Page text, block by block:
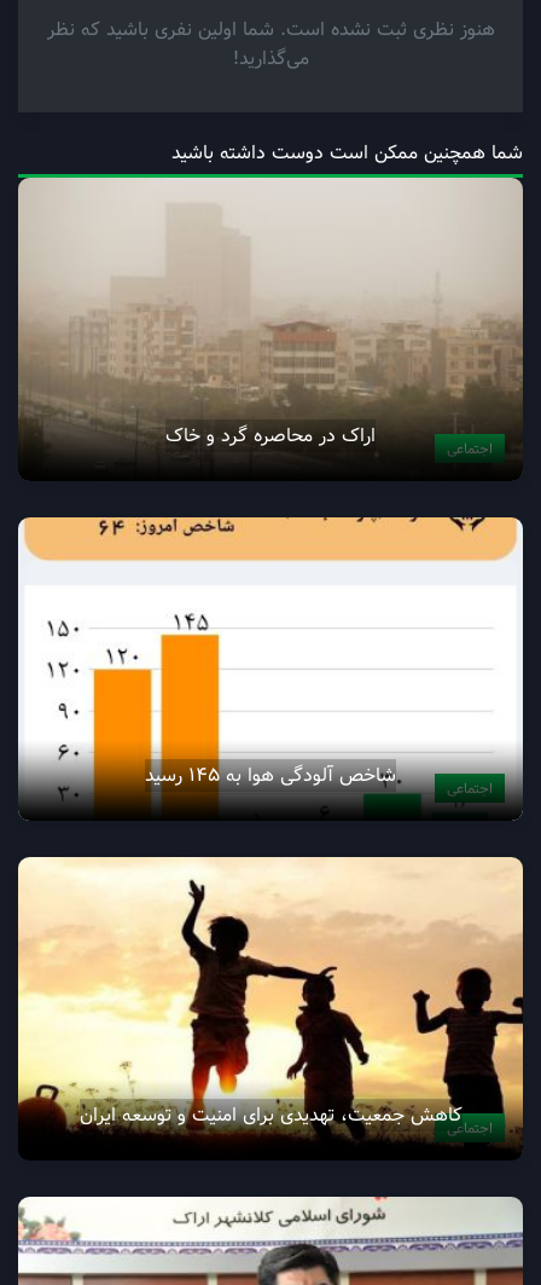
هنوز نظری ثبت نشده است. شما اولین نفری باشید که نظر
می‌گذارید!
شما همچنین ممکن است دوست داشته باشید
اجتماعی اراک در محاصره گرد و خاک
اجتماعی شاخص آلودگی هوا به ۱۴۵ رسید
اجتماعیکاهش جمعیت، تهدیدی برای امنیت و توسعه ایران